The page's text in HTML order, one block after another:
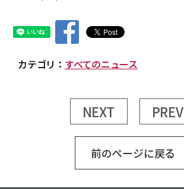
カテゴリ： すべてのニュース
NEXT PREV
前のページに戻る